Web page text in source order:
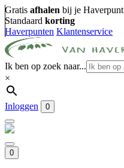
Gratis afhalen bij je Haverpunt
Standaard korting
Haverpunten Klantenservice
Ik ben op zoek naar...
×
Inloggen 0
0